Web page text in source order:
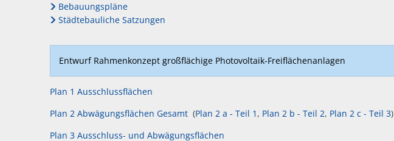
Bebauungspläne
Städtebauliche Satzungen
Entwurf Rahmenkonzept großflächige Photovoltaik-Freiflächenanlagen
Plan 1 Ausschlussflächen
Plan 2 Abwägungsflächen Gesamt (Plan 2 a - Teil 1 , Plan 2 b - Teil 2, Plan 2 c - Teil 3)
Plan 3 Ausschluss- und Abwägungsflächen